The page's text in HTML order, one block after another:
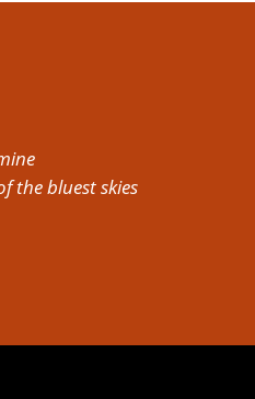
the bluest skies